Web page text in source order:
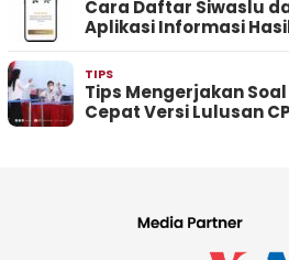
Cara Daftar Siwaslu
Aplikasi Informasi
TIPS
Tips Mengerjakan
Cepat Versi Lulusan